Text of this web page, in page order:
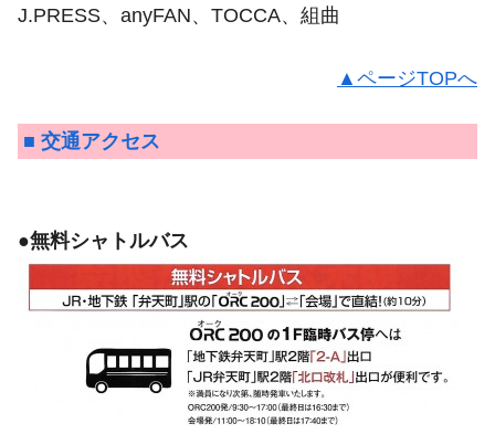
J.PRESS、anyFAN、TOCCA、組曲
▲ページTOPへ
■ 交通アクセス
●無料シャトルバス